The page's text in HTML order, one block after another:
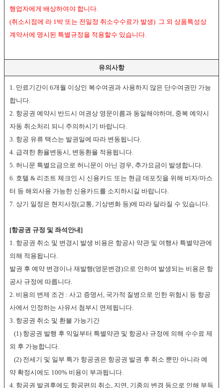
행업자에게 배상하여야 합니다.
(취소시점에 라 1박 또는 전일정 취소수수료가 발생) 그 외 상품특성상
계약서에 명시된 특별규정을 적용할수 있습니다.
유의사항
1. 만료기간이 6개월 이상인 복수여권과 사용하지 않은 단수여권만 가능
합니다.
2. 항공권 예약시 반드시 여권상 영문이름과 동일해야하며, 중복 예약시
자동 취소처리 되니 주의하시기 바랍니다.
3. 항공 유류 택스는 발권일에 따라 변동됩니다.
4. 급격한 환율변동시, 변동환율 적용됩니다.
5. 허니문 특별요금으로 허니문이 아닌 경우, 추가요금이 발생합니다.
6. 호텔 & 리조트 체크인 시 신용카드 또는 현금 데포짓을 위해 비자/마스
터 등 해외사용 가능한 신용카드를 소지하시길 바랍니다.
7. 상기 일정은 현지사정(교통, 기상변화 등)에 따라 달라질 수 있습니다.
[항공권 규정 및 좌석안내]
1. 항공권 취소 및 변경시 발생 비용은 항공사 약관 및 여행사 특별약관에
의해 적용됩니다.
발권 후 예약 변경이나 재발행(영문변경)으로 인하여 발생되는 비용은 항
공사 규정에 따릅니다.
2. 비용의 변제 조건 : 사고 증명서, 국가적 질병으로 인한 위험시 등 항공
사에서 인정하는 사유서 첨부시 면제됩니다.
3. 항공권 취소 및 환불 가능기간
(1) 항공권 발행 후 익일부터 특별약관 및 항공사 규정에 의해 수수료 제
외 후 가능합니다.
(2) 전세기 및 일부 특가 항공권은 항공권 발권 후 취소 뿐만 아니라 예
약 확정시에도 100% 비용이 부과됩니다.
4. 항공권 발권후에도 항공편의 취소, 지연, 기종의 변경 등으로 인해 부득